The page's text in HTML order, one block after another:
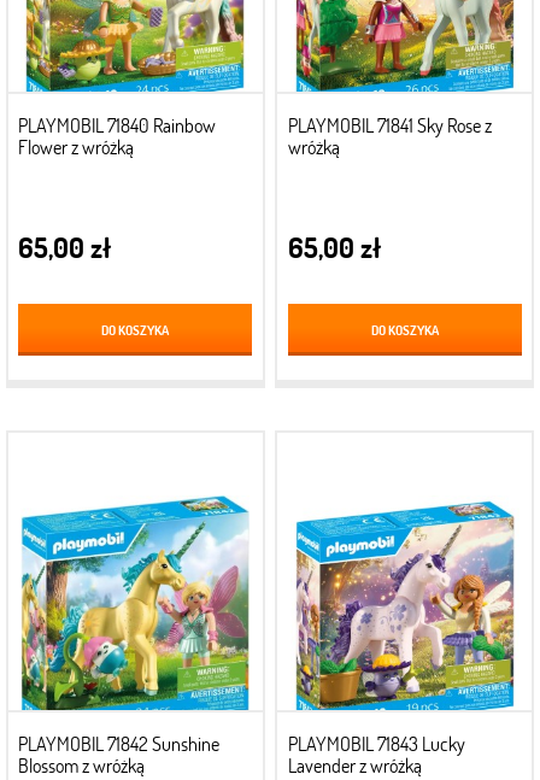
PLAYMOBIL 71840 Rainbow
Flower z wróżką
65,00 zł
DO KOSZYKA
PLAYMOBIL 71841 Sky Rose z
wróżką
65,00 zł
DO KOSZYKA
PLAYMOBIL 71842 Sunshine
Blossom z wróżką
PLAYMOBIL 71843 Lucky
Lavender z wróżką